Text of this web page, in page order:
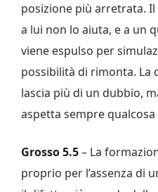
posizione più arretrata.
a lui non lo aiuta, e a un
viene espulso per
possibilità di rimonta. La
lascia più di un dubbio,
aspetta sempre qualcosa
Grosso 5.5– La
proprio per l’assenza di